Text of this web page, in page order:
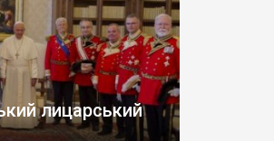
лицарський